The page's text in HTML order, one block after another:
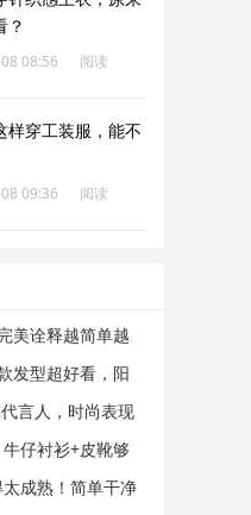
？
08:56
阅读
样穿工装服，能不
09:36
阅读
美诠释越简单越
发型超好看，阳
言人，时尚表现
仔衬衫+皮靴够
成熟！简单干净